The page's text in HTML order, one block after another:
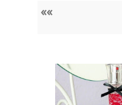
««